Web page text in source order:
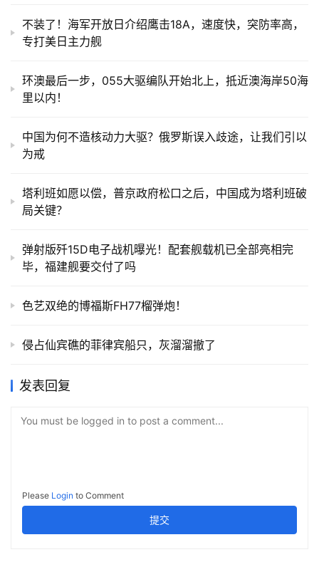
不装了！海军开放日介绍鹰击18A，速度快，突防率高，
专打美日主力舰
环澳最后一步，055大驱编队开始北上，抵近澳海岸50海
里以内！
中国为何不造核动力大驱？俄罗斯误入歧途，让我们引以
为戒
塔利班如愿以偿，普京政府松口之后，中国成为塔利班破
局关键？
弹射版歼15D电子战机曝光！配套舰载机已全部亮相完
毕，福建舰要交付了吗
色艺双绝的博福斯FH77榴弹炮！
侵占仙宾礁的菲律宾船只，灰溜溜撤了
发表回复
You must be logged in to post a comment...
Please Login to Comment
提交